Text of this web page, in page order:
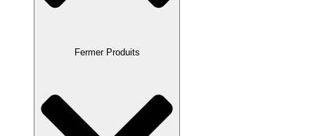
Fermer Produits